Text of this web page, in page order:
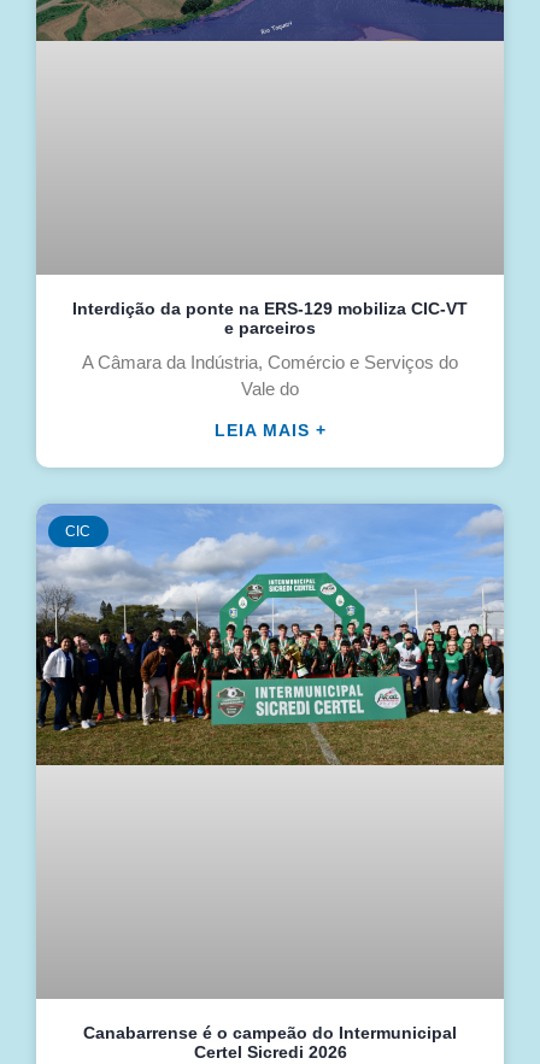
Interdição da ponte na ERS-129 mobiliza CIC-VT
e parceiros
A Câmara da Indústria, Comércio e Serviços do
Vale do
LEIA MAIS +
CIC
Canabarrense é o campeão do Intermunicipal
Certel Sicredi 2026